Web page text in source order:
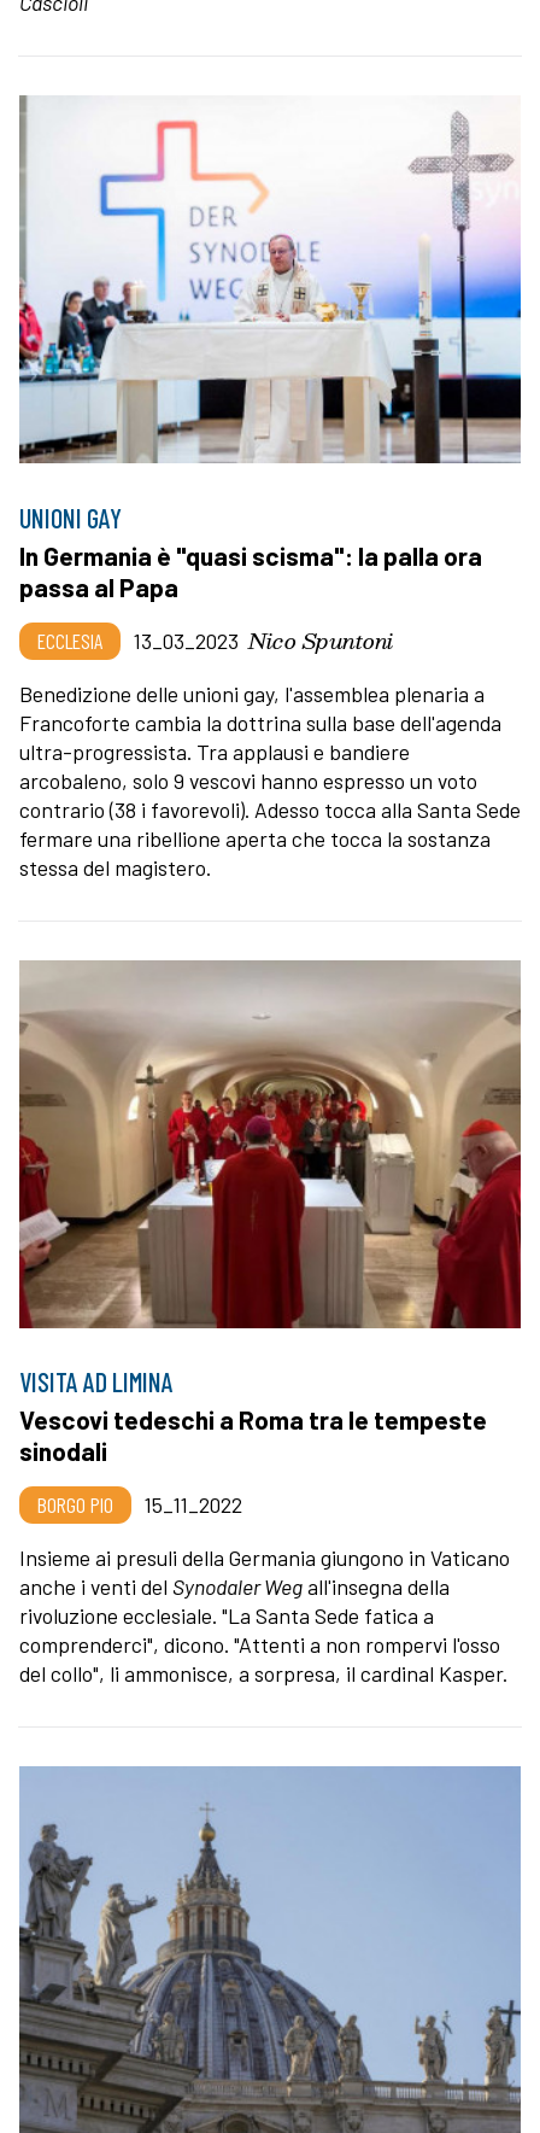
UNIONI GAY
In Germania è "quasi scisma": la palla ora
passa al Papa
ECCLESIA 13_03_2023 Nico Spuntoni
Benedizione delle unioni gay, l'assemblea plenaria a
Francoforte cambia la dottrina sulla base dell'agenda
ultra-progressista. Tra applausi e bandiere
arcobaleno, solo 9 vescovi hanno espresso un voto
contrario (38 i favorevoli). Adesso tocca alla Santa Sede
fermare una ribellione aperta che tocca la sostanza
stessa del magistero.
VISITA AD LIMINA
Vescovi tedeschi a Roma tra le tempeste
sinodali
BORGO PIO
15_11_2022
Insieme ai presuli della Germania giungono in Vaticano
anche i venti del Synodaler Wegall'insegna della
rivoluzione ecclesiale. "La Santa Sede fatica a
comprenderci", dicono. "Attenti a non rompervi l'osso
del collo", li ammonisce, a sorpresa, il cardinal Kasper.